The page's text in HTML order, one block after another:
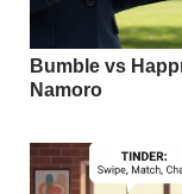
Bumble vs
Namoro